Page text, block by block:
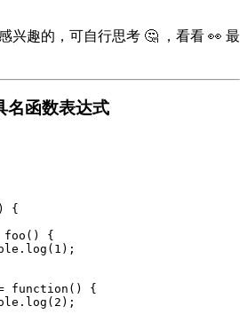
兴趣的，可自行思考 🤔 ，看看 👀 最
名函数表达式
) {
foo ( ) {
.log( 1 );
function ( ) {
.log( 2 );